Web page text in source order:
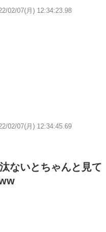
02/07(月) 12:34:23.98
02/07(月) 12:34:45.69
ないとちゃんと見て